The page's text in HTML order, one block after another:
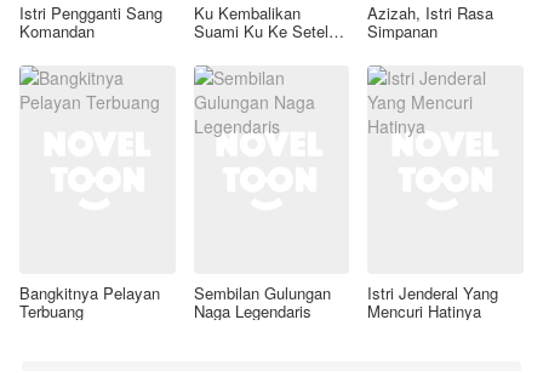
Istri Pengganti Sang
Komandan
Ku Kembalikan
Suami Ku Ke Setelan
Azizah, Istri Rasa
Simpanan
Bangkitnya Pelayan
Terbuang
Sembilan Gulungan
Naga Legendaris
Istri Jenderal Yang
Mencuri Hatinya